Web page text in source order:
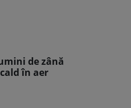
de zână
în aer